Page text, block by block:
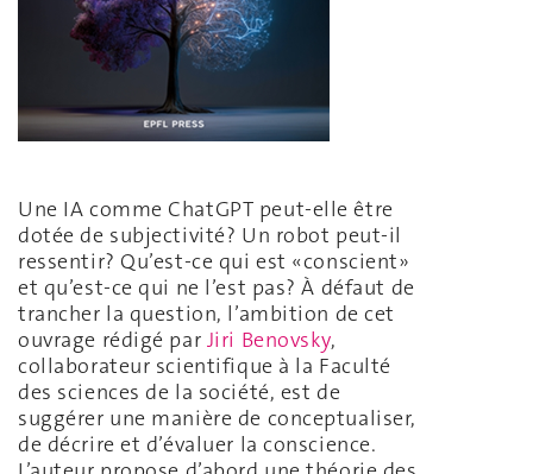
Une IA comme ChatGPT peut-elle être
dotée de subjectivité? Un robot peut-il
ressentir? Qu’est-ce qui est «conscient»
et qu’est-ce qui ne l’est pas? À défaut de
trancher la question, l’ambition de cet
ouvrage rédigé par Jiri Benovsky,
collaborateur scientifique à la Faculté
des sciences de la société, est de
suggérer une manière de conceptualiser,
de décrire et d’évaluer la conscience.